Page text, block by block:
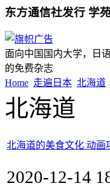
东方通信社发行 学
面向中国国内大学，日
的免费杂志
Home 走遍日本 北海道
北海道
北海道的美食文化 动画
2020-12-14